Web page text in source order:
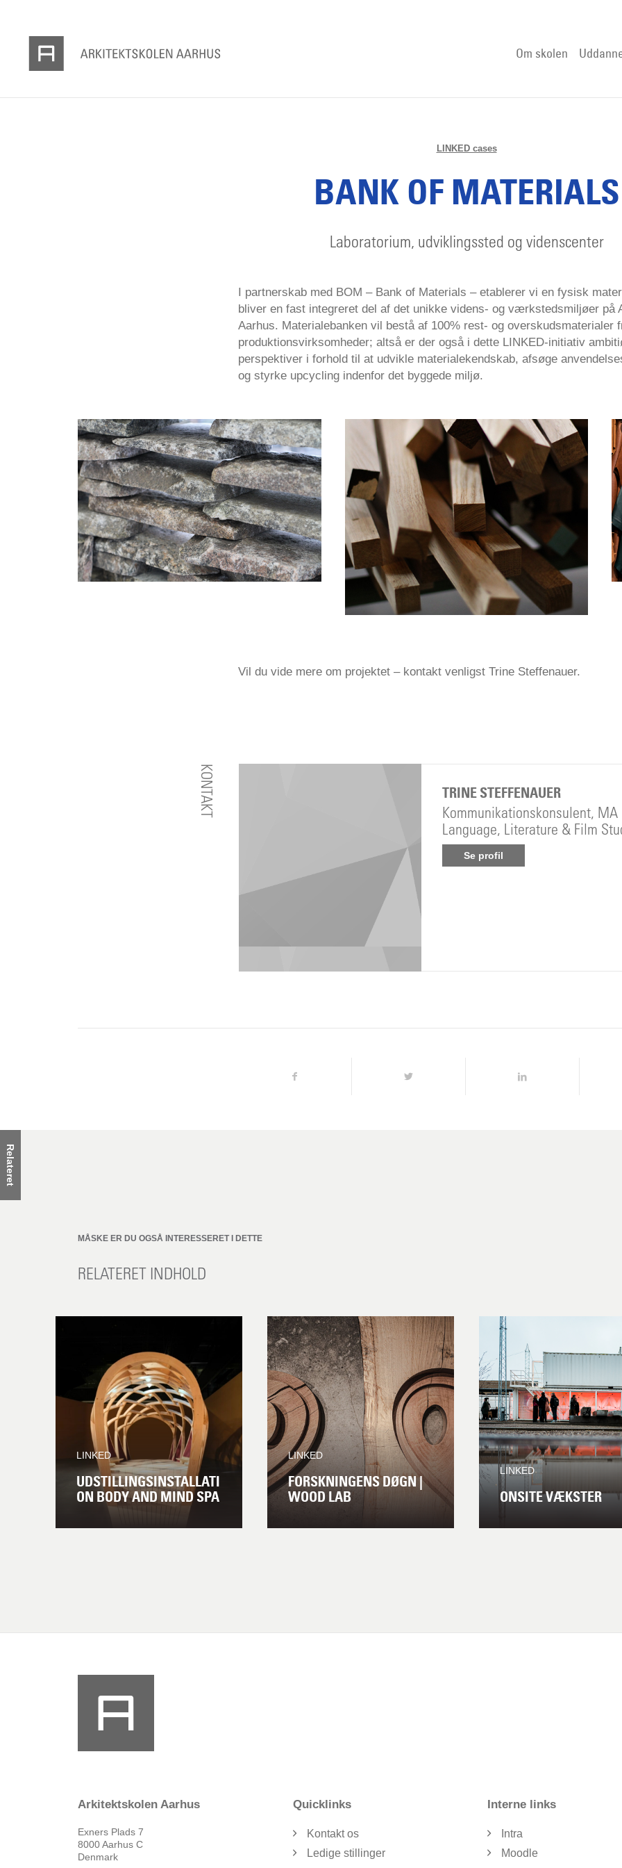
Om skolen
LINKED cases
BANK OF MATERIALS
Laboratorium, udviklingssted og videnscenter
I partnerskab med BOM – Bank of Materials – etablerer vi en fysisk
bliver en fast integreret del af det unikke videns- og værkstedsmiljøer på
Aarhus. Materialebanken vil bestå af 100% rest- og overskudsmaterialer
produktionsvirksomheder; altså er der også i dette LINKED-initiativ
perspektiver i forhold til at udvikle materialekendskab, afsøge
og styrke upcycling indenfor det byggede miljø.
Vil du vide mere om projektet – kontakt venligst Trine Steffenauer.
KONTAKT TRINE STEFFENAUER
Kommunikationskonsulent, MA
Language, Literature & Film
Se profil
Relateret
MÅSKE ER DU OGSÅ INTERESSERET I DETTE
RELATERET INDHOLD
LINKED
UDSTILLINGSINSTALLATI
ON BODY AND MIND SPA
LINKED
FORSKNINGENS DØGN |
WOOD LAB
LINKED
ONSITE VÆKSTER
Arkitektskolen Aarhus
Exners Plads 7
8000 Aarhus C
Denmark
Quicklinks
Kontakt os
Ledige stillinger
Interne links
Intra
Moodle